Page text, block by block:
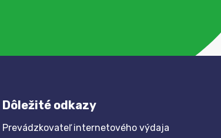
Dôležité odkazy
Prevádzkovateľ internetového výdaja